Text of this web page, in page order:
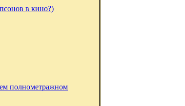
в кино?)
полнометражном